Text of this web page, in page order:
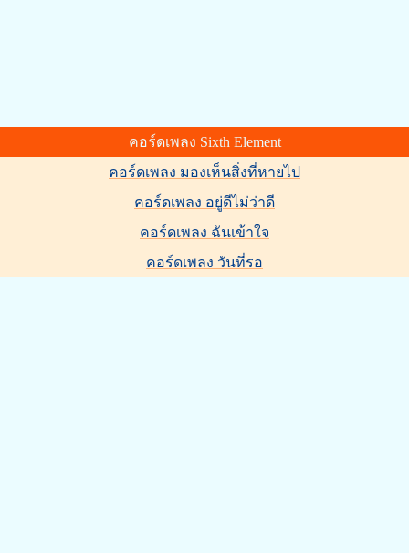
คอร์ดเพลง Sixth Element
คอร์ดเพลง มองเห็นสิ่งที่หายไป
คอร์ดเพลง อยู่ดีไม่ว่าดี
คอร์ดเพลง ฉันเข้าใจ
คอร์ดเพลง วันที่รอ